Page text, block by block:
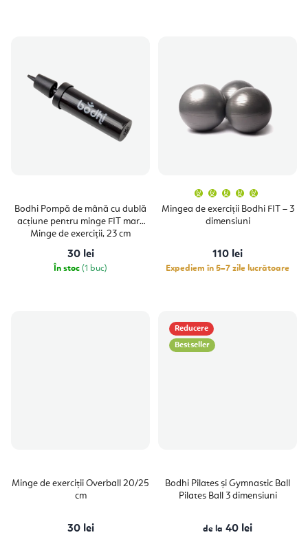
Bodhi Pompă de mână cu dublă
acțiune pentru minge FIT mare
Minge de exerciții, 23 cm
30 lei
În stoc (1 buc)
Mingea de exerciții Bodhi FIT – 3
dimensiuni
a
110 lei
Expediem în 5–7 zile lucrătoare
Minge de exerciții Overball 20/25
cm
30 lei
Reducere
Bestseller
Bodhi Pilates și Gymnastic Ball
Pilates Ball 3 dimensiuni
de la 40 lei